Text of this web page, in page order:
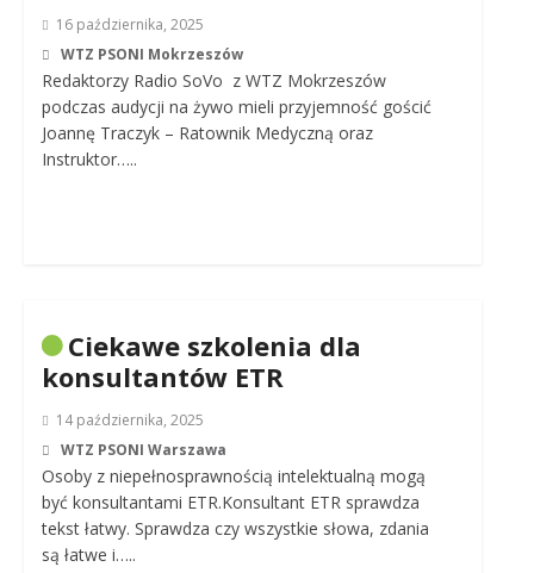
16 października, 2025
WTZ PSONI Mokrzeszów
Redaktorzy Radio SoVo z WTZ Mokrzeszów
podczas audycji na żywo mieli przyjemność gościć
Joannę Traczyk – Ratownik Medyczną oraz
Instruktor…..
Ciekawe szkolenia dla
konsultantów ETR
14 października, 2025
WTZ PSONI Warszawa
Osoby z niepełnosprawnością intelektualną mogą
być konsultantami ETR.Konsultant ETR sprawdza
tekst łatwy. Sprawdza czy wszystkie słowa, zdania
są łatwe i…..